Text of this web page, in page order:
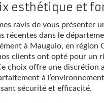
esthétique et
ravis de vous présenter
récentes dans le
à Mauguio, en région
clients ont opté pour un
choix offre une discrétion
à
sécurité et efficacité.